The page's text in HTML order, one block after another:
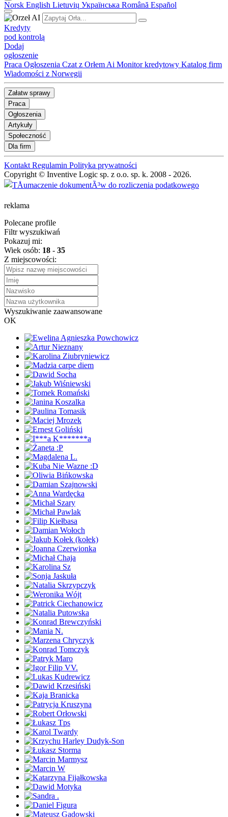
Norsk English Lietuvių Українська Română Español
Kredyty
pod kontrolą
Dodaj
ogłoszenie
Praca Ogłoszenia Czat z Orłem Ai Monitor kredytowy Katalog firm
Wiadomości z Norwegii
Załatw sprawy
Praca
Ogłoszenia
Artykuły
Społeczność
Dla firm
Kontakt Regulamin Polityka prywatności
Copyright © Inventive Logic sp. z o.o. sp. k. 2008 - 2026.
reklama
Polecane profile
Filtr wyszukiwań
Pokazuj mi:
Wiek osób: 18 - 35
Z miejscowości:
Wyszukiwanie zaawansowane
OK